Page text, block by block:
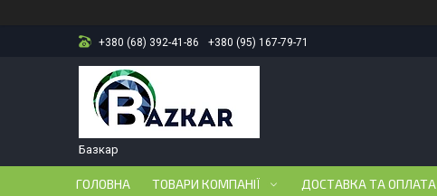
+380 (68) 392-41-86 +380 (95) 167-79-71
Базкар
ГОЛОВНА ТОВАРИ КОМПАНІЇ ДОСТАВКА ТА ОПЛАТА